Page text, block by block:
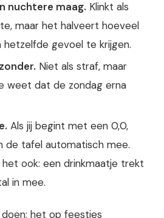
nuchtere maag. Klinkt als
maar het halveert hoeveel
gevoel te krijgen.
Niet als straf, maar
weet dat de zondag erna
Als jij begint met een 0,0,
de tafel automatisch mee.
ook: een drinkmaatje trekt
in mee.
het op feestjes